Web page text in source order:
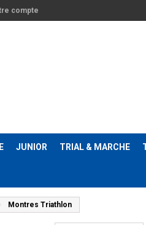
compte
JUNIOR TRIAL & MARCHE
Montres Triathlon